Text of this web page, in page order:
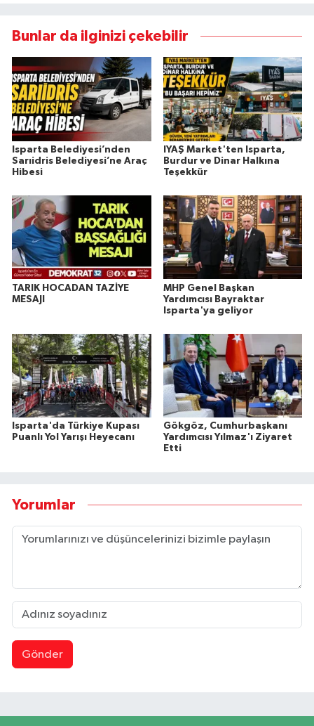
Bunlar da ilginizi çekebilir
Isparta Belediyesi’nden
Sarıidris Belediyesi’ne Araç
Hibesi
IYAŞ Market'ten Isparta,
Burdur ve Dinar Halkına
Teşekkür
TARIK HOCADAN TAZİYE
MESAJI
MHP Genel Başkan
Yardımcısı Bayraktar
Isparta'ya geliyor
Isparta'da Türkiye Kupası
Puanlı Yol Yarışı Heyecanı
Gökgöz, Cumhurbaşkanı
Yardımcısı Yılmaz'ı Ziyaret
Etti
Yorumlar
Gönder